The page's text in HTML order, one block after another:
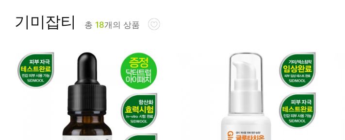
립/아이
건강식품
동물성프리
예비맘
미취학
청소년
남성화장품
기미잡티 총 18개의 상품